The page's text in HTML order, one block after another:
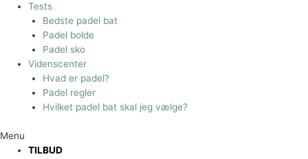
Tests
Bedste padel bat
Padel bolde
Padel sko
Videnscenter
Hvad er padel?
Padel regler
Hvilket padel bat skal jeg vælge?
Menu
TILBUD